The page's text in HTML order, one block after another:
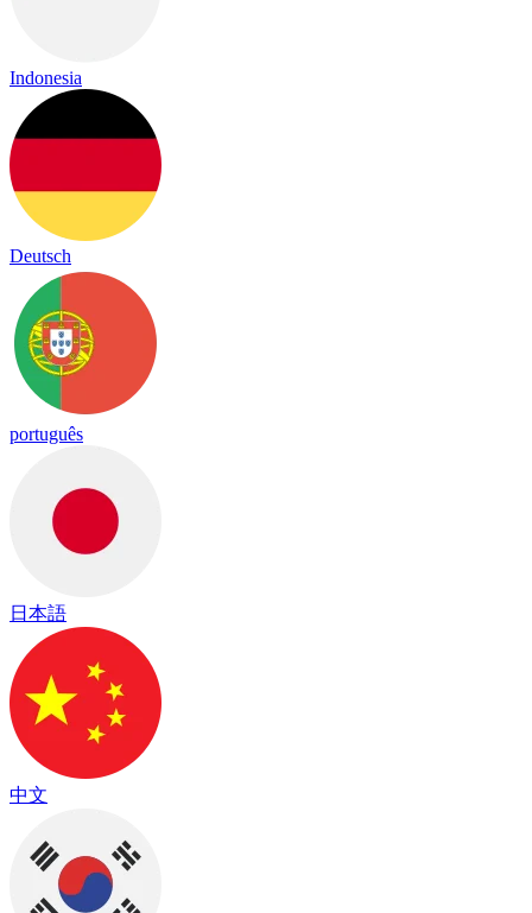
Indonesia
Deutsch
português
日本語
中文